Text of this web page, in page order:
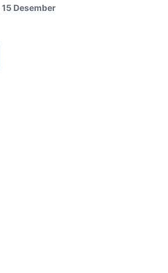
15 Desember